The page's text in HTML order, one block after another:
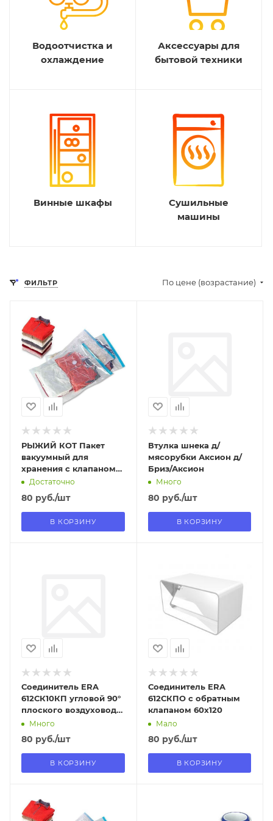
Водоотчистка и
охлаждение
Аксессуары для
бытовой техники
Винные шкафы
Сушильные
машины
ФИЛЬТР По цене (возрастание)
Отправим
13.08.2026
В наличии в пункте
самовывоза
Нет
РЫЖИЙ КОТ Пакет
вакуумный для
хранения с клапаном
VB8, размер: 50*60см
(312609)
Достаточно
80 руб./шт
В КОРЗИНУ
Втулка шнека д/
мясорубки Аксион д/
Бриз/Аксион
Много
80 руб./шт
В КОРЗИНУ
Соединитель ERA
612СК10КП угловой 90°
плоского воздуховода
с круглым
Много
80 руб./шт
В КОРЗИНУ
В наличии в пункте
самовывоза
Соединитель ERA
612СКПО с обратным
клапаном 60х120
Мало
80 руб./шт
В КОРЗИНУ
Отправим
13.08.2026